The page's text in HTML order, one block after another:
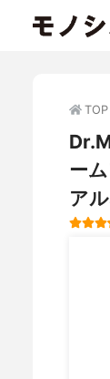
TOP
ー
ア